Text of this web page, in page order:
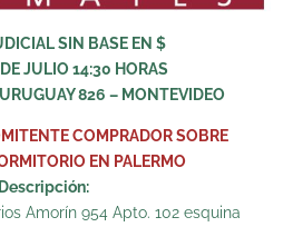
SIN BASE EN $
JULIO 14:30 HORAS
URUGUAY 826 – MONTEVIDEO
COMPRADOR SOBRE
EN PALERMO
Descripción:
Amorín 954 Apto. 102 esquina